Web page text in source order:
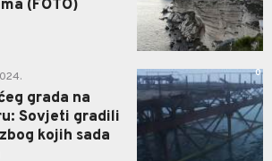
(FOTO)
grada na
Sovjeti gradili
kojih sada
0